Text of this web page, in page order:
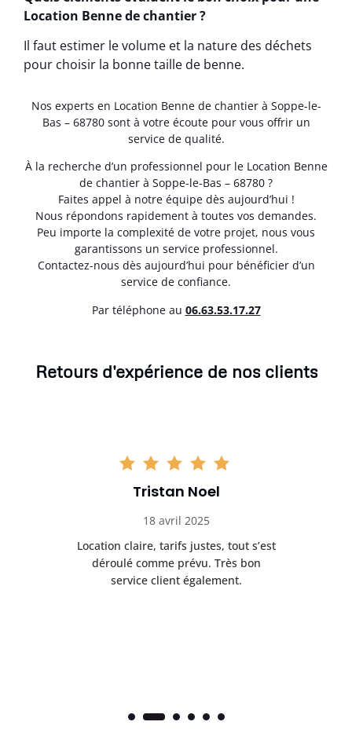
Location Benne de chantier ?
Il faut estimer le volume et la nature des déchets
pour choisir la bonne taille de benne.
Nos experts en Location Benne de chantier à Soppe-le-
Bas – 68780 sont à votre écoute pour vous offrir un
service de qualité.
À la recherche d’un professionnel pour le Location Benne
de chantier à Soppe-le-Bas – 68780 ?
Faites appel à notre équipe dès aujourd’hui !
Nous répondons rapidement à toutes vos demandes.
Peu importe la complexité de votre projet, nous vous
garantissons un service professionnel.
Contactez-nous dès aujourd’hui pour bénéficier d’un
service de confiance.
Par téléphone au 06.63.53.17.27
Retours d'expérience de nos clients
Tristan Noel
18 avril 2025
Location claire, tarifs justes, tout s’est
déroulé comme prévu. Très bon
service client également.